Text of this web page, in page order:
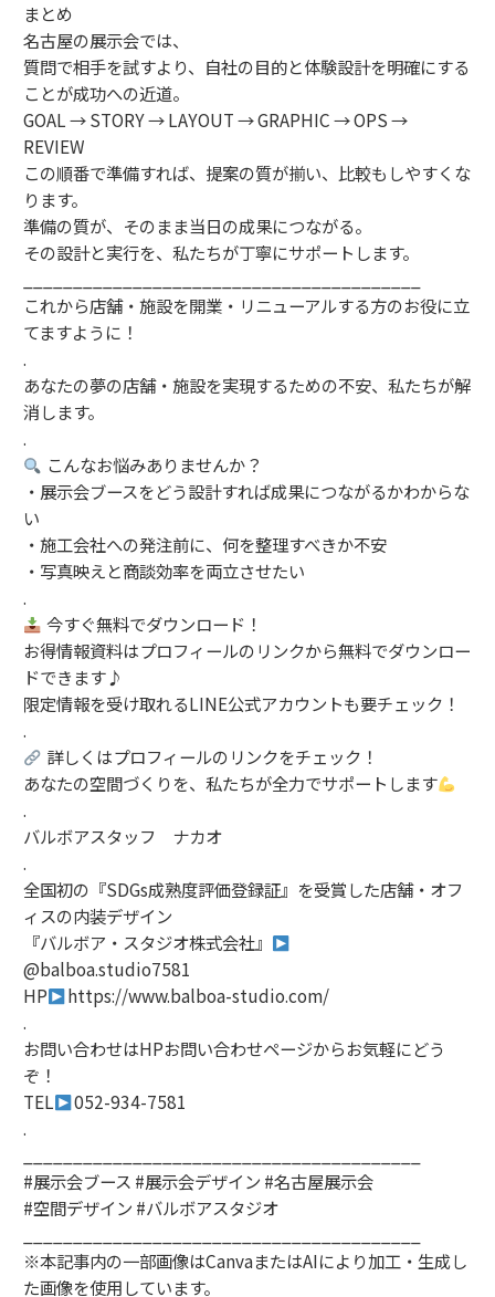
まとめ
名古屋の展示会では、
質問で相手を試すより、自社の目的と体験設計を明確にする
ことが成功への近道。
GOAL → STORY → LAYOUT → GRAPHIC → OPS →
REVIEW
この順番で準備すれば、提案の質が揃い、比較もしやすくな
ります。
準備の質が、そのまま当日の成果につながる。
その設計と実行を、私たちが丁寧にサポートします。
これから店舗・施設を開業・リニューアルする方のお役に立
てますように！
.
あなたの夢の店舗・施設を実現するための不安、私たちが解
消します。
.
こんなお悩みありませんか？
・展示会ブースをどう設計すれば成果につながるかわからな
い
・施工会社への発注前に、何を整理すべきか不安
・写真映えと商談効率を両立させたい
.
今すぐ無料でダウンロード！
お得情報資料はプロフィールのリンクから無料でダウンロー
ドできます♪
限定情報を受け取れるLINE公式アカウントも要チェック！
.
詳しくはプロフィールのリンクをチェック！
あなたの空間づくりを、私たちが全力でサポートします
.
バルボアスタッフ ナカオ
.
全国初の『SDGs成熟度評価登録証』を受賞した店舗・オフ
ィスの内装デザイン
『バルボア・スタジオ株式会社』
@balboa.studio7581
HP
https://www.balboa-studio.com/
.
お問い合わせはHPお問い合わせページからお気軽にどう
ぞ！
TEL
052-934-7581
.
#展示会ブース #展示会デザイン #名古屋展示会
#空間デザイン #バルボアスタジオ
※本記事内の一部画像はCanvaまたはAIにより加工・生成し
た画像を使用しています。